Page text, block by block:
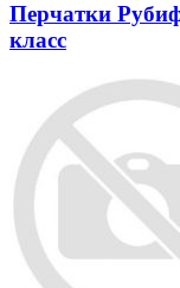
Перчатки
класс